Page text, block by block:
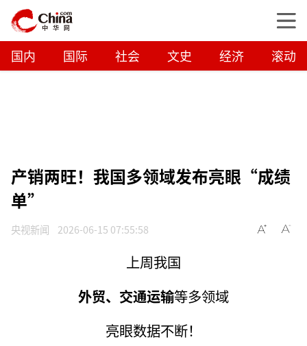
国内 国际 社会 文史 经济 滚动
产销两旺！我国多领域发布亮眼“成绩
单”
央视新闻 2026-06-15 07:55:58
上周我国
外贸、交通运输等多领域
亮眼数据不断！